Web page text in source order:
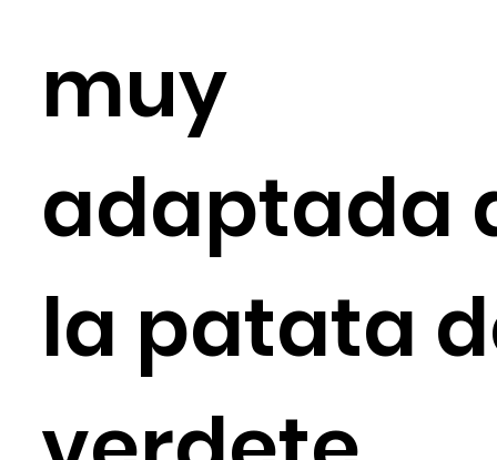
muy
adaptada
la patata